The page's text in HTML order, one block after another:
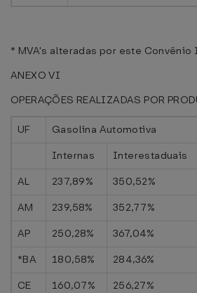
* MVA's alteradas por este Convênio
ANEXO VI
OPERAÇÕES REALIZADAS POR
UF Gasolina Automotiva
Internas
Interestaduais
AL
237,89% 350,52%
AM
239,58% 352,77%
AP
250,28% 367,04%
*BA
180,58% 284,36%
CE
160,07% 256,27%